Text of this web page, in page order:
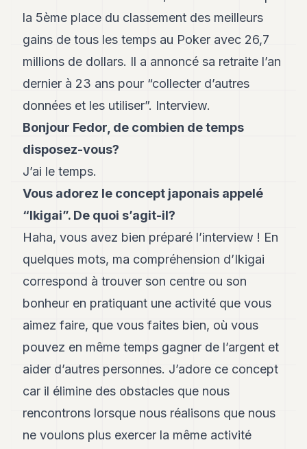
Andy
37
36
Andy
35
Andy
Andy
33
32
Andy
31
Andy
Andy
28
27
Andy
26
Andy
Andy
23
22
Andy
21
Andy
la 5ème place du classement des meilleurs
gains de tous les temps au Poker avec 26,7
millions de dollars. Il a annoncé sa retraite l’an
dernier à 23 ans pour “collecter d’autres
données et les utiliser”. Interview.
Bonjour Fedor, de combien de temps
disposez-vous?
J’ai le temps.
Vous adorez le concept japonais appelé
“Ikigai”. De quoi s’agit-il?
Haha, vous avez bien préparé l’interview ! En
quelques mots, ma compréhension d’Ikigai
correspond à trouver son centre ou son
bonheur en pratiquant une activité que vous
aimez faire, que vous faites bien, où vous
pouvez en même temps gagner de l’argent et
aider d’autres personnes. J’adore ce concept
car il élimine des obstacles que nous
rencontrons lorsque nous réalisons que nous
ne voulons plus exercer la même activité